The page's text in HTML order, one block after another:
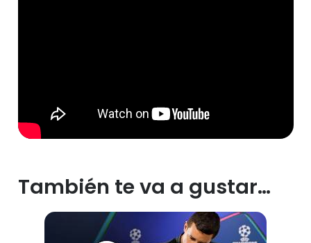
También te va a gustar…